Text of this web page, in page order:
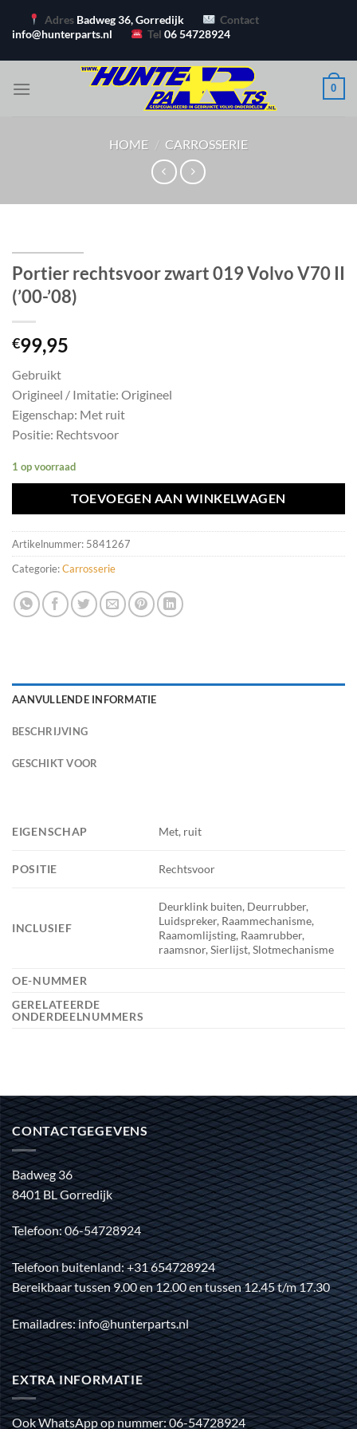
naar
Adres Badweg 36, Gorredijk
Contact
info@hunterparts.nl
Tel06 54728924
0
HOME / CARROSSERIE
Portier rechtsvoor zwart 019 Volvo V70 II
(’00-’08)
€99,95
Gebruikt
Origineel / Imitatie: Origineel
Eigenschap: Met ruit
Positie: Rechtsvoor
1 op voorraad
TOEVOEGEN AAN WINKELWAGEN
Artikelnummer: 5841267
Categorie:Carrosserie
AANVULLENDE INFORMATIE
BESCHRIJVING
GESCHIKT VOOR
EIGENSCHAP Met, ruit
POSITIE Rechtsvoor
INCLUSIEF
Deurklink buiten, Deurrubber,
Luidspreker, Raammechanisme,
Raamomlijsting, Raamrubber,
raamsnor, Sierlijst, Slotmechanisme
OE-NUMMER
GERELATEERDE
ONDERDEELNUMMERS
CONTACTGEGEVENS
Badweg 36
8401 BL Gorredijk
Telefoon: 06-54728924
Telefoon buitenland: +31 654728924
Bereikbaar tussen 9.00 en 12.00 en tussen 12.45 t/m 17.30
Emailadres: info@hunterparts.nl
EXTRA INFORMATIE
Ook WhatsApp op nummer: 06-54728924